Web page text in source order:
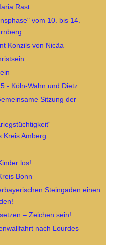
Rast
vom 10. bis 14.
Konzils von Nicäa
- Köln-Wahn und Dietz
Sitzung der
–
Kreis Amberg
los!
Bonn
Steingaden einen
– Zeichen sein!
nach Lourdes